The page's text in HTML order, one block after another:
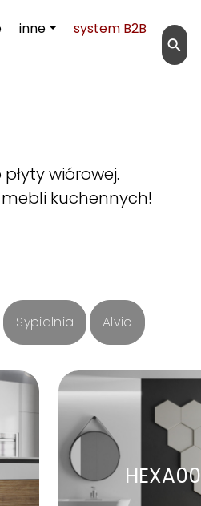
inne
system B2B
⚲
wiórowej.
kuchennych!
Sypialnia Alvic
HEXA00